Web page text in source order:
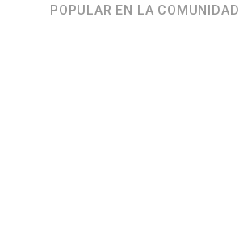
POPULAR EN LA COMUNIDAD